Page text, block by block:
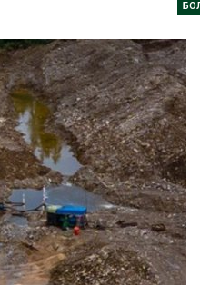
Дождевая
может
переживать
Авг 7, 2026
Минприроды
потребовало
объектов и
контейнерных площадок
Авг 7, 2026
Панамский
ограничивает